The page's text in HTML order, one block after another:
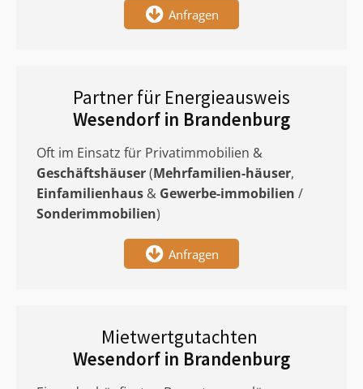
Anfragen
Partner für Energieausweis
Wesendorf in Brandenburg
Oft im Einsatz für Privatimmobilien &
Geschäftshäuser(Mehrfamilien-häuser,
Einfamilienhaus & Gewerbe-immobilien /
Sonderimmobilien)
Anfragen
Mietwertgutachten
Wesendorf in Brandenburg